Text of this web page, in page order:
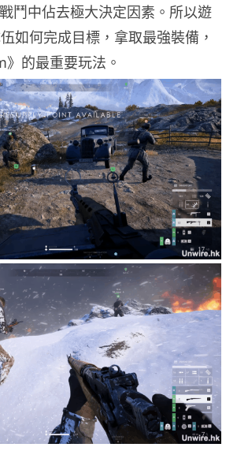
鬥中佔去極大決定因素。所以遊
如何完成目標，拿取最強裝備，
的最重要玩法。